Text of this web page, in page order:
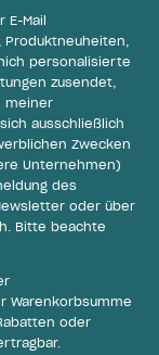
Mail
Produktneuheiten,
personalisierte
zusendet,
meiner
ausschließlich
Zwecken
Unternehmen)
des
oder über
Bitte beachte
Warenkorbsumme
oder